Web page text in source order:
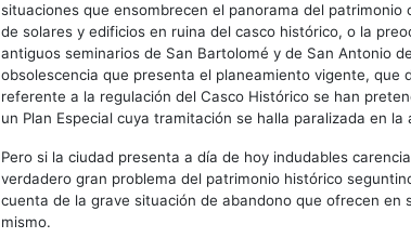
situaciones que ensombrecen el panorama del patrimonio
de solares y edificios en ruina del casco histórico, o la
antiguos seminarios de San Bartolomé y de San Antonio
obsolescencia que presenta el planeamiento vigente, que
referente a la regulación del Casco Histórico se han
un Plan Especial cuya tramitación se halla paralizada en la
Pero si la ciudad presenta a día de hoy indudables
verdadero gran problema del patrimonio histórico
cuenta de la grave situación de abandono que ofrecen en
mismo.